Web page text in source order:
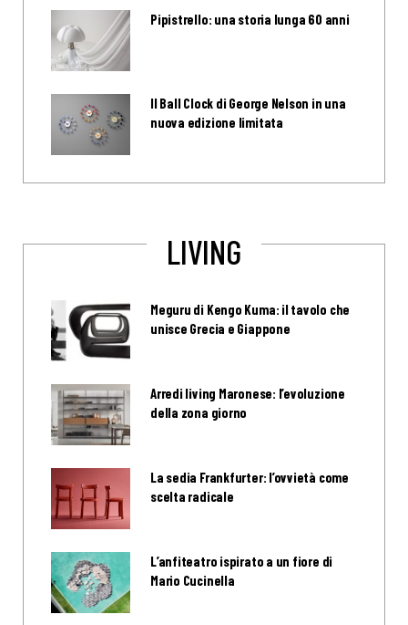
Pipistrello: una storia lunga 60 anni
Il Ball Clock di George Nelson in una
nuova edizione limitata
LIVING
Meguru di Kengo Kuma: il tavolo che
unisce Grecia e Giappone
Arredi living Maronese: l’evoluzione
della zona giorno
La sedia Frankfurter: l’ovvietà come
scelta radicale
L’anfiteatro ispirato a un fiore di
Mario Cucinella